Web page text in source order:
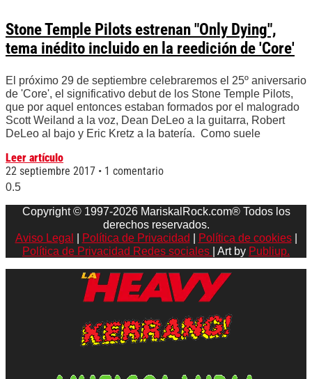
Stone Temple Pilots estrenan "Only Dying",
tema inédito incluido en la reedición de 'Core'
El próximo 29 de septiembre celebraremos el 25º aniversario
de 'Core', el significativo debut de los Stone Temple Pilots,
que por aquel entonces estaban formados por el malogrado
Scott Weiland a la voz, Dean DeLeo a la guitarra, Robert
DeLeo al bajo y Eric Kretz a la batería. Como suele
Leer artículo
22 septiembre 2017
1 comentario
Copyright © 1997-2026 MariskalRock.com® Todos los
derechos reservados.
Aviso Legal
Política de Privacidad Política de cookies|
Política de Privacidad Redes sociales
| Art by Publiup.